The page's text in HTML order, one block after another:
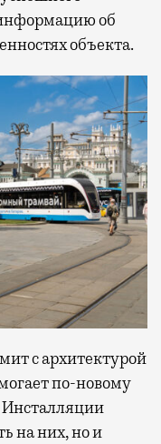
об
объекта.
с архитектурой
по-новому
Инсталляции
на них, но и